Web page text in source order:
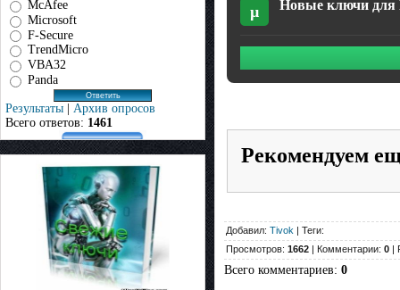
McAfee
Microsoft
F-Secure
TrendMicro
VBA32
Panda
Результаты | Архив опросов
Всего ответов: 1461
µ Новые ключи для
Рекомендуем
Добавил: Tivok | Теги:
Просмотров: 1662 | Комментарии: 0 |
Всего комментариев: 0